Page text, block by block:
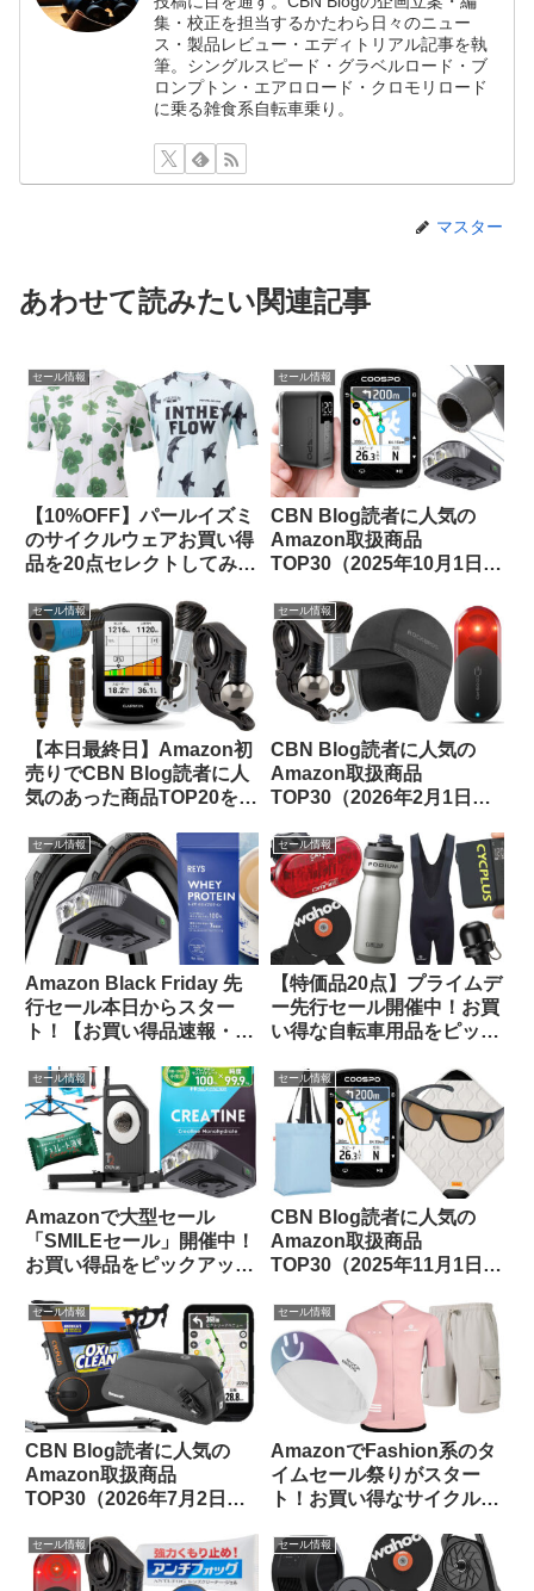
集・校正を担当するかたわら日々のニュー
ス・製品レビュー・エディトリアル記事を執
筆。シングルスピード・グラベルロード・ブ
ロンプトン・エアロロード・クロモリロード
に乗る雑食系自転車乗り。
マスター
あわせて読みたい関連記事
セール情報
【10%OFF】パールイズミ
のサイクルウェアお買い得
品を20点セレクトしてみま
ス】
セール情報
CBN Blog読者に人気の
Amazon取扱商品
TOP30（2025年10月1日
セール情報
【本日最終日】Amazon初
売りでCBN Blog読者に人
気のあった商品TOP20をご
セール情報
CBN Blog読者に人気の
Amazon取扱商品
TOP30（2026年2月1日
セール情報
Amazon Black Friday 先
行セール本日からスター
ト！【お買い得品速報・
セール情報
【特価品20点】プライムデ
ー先行セール開催中！お買
い得な自転車用品をピック
セール情報
Amazonで大型セール
「SMILEセール」開催中！
お買い得品をピックアップ
セール情報
CBN Blog読者に人気の
Amazon取扱商品
TOP30（2025年11月1日
セール情報
CBN Blog読者に人気の
Amazon取扱商品
TOP30（2026年7月2日
セール情報
AmazonでFashion系のタ
イムセール祭りがスター
ト！お買い得なサイクルウ
ました
セール情報 セール情報